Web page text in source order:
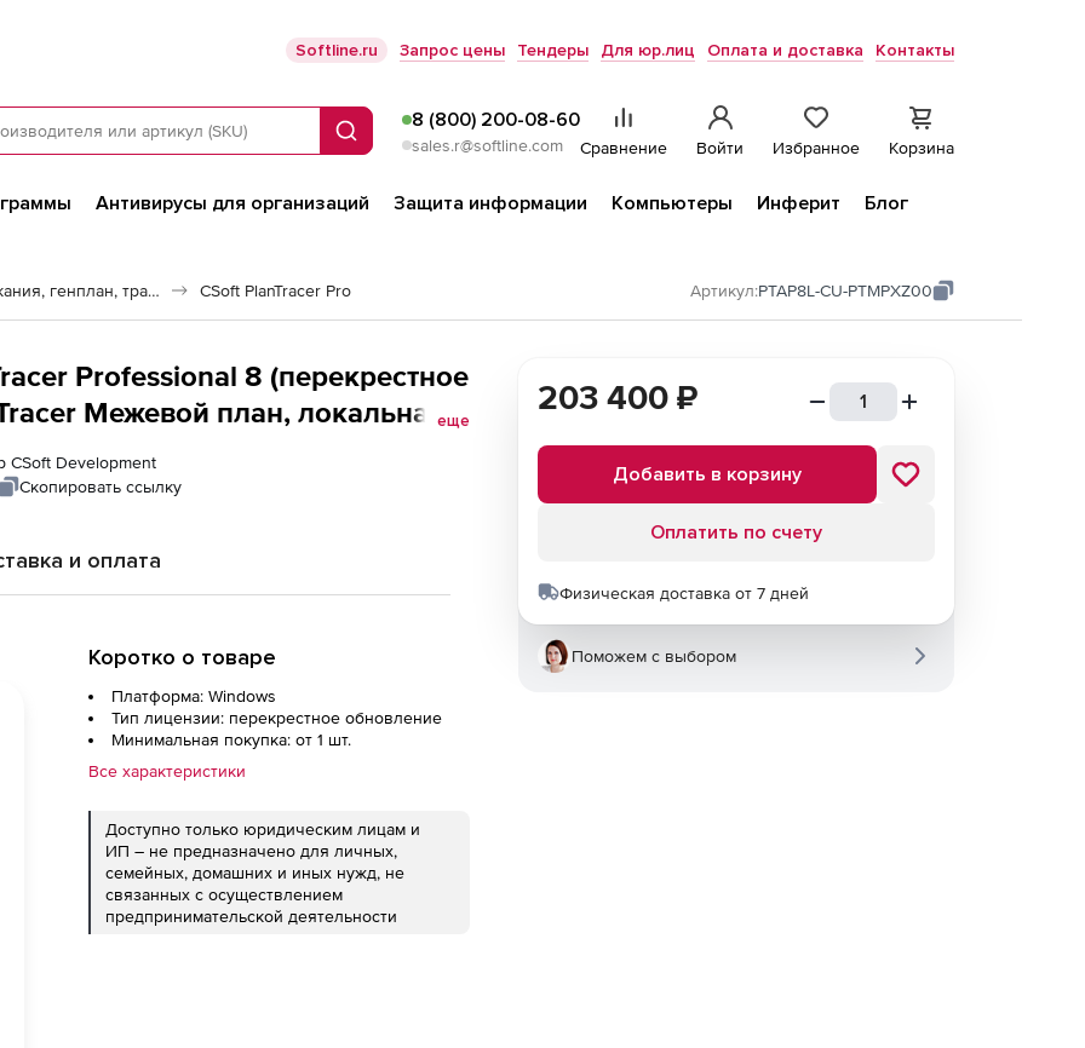
Softline.ru Запрос цены Тендеры Для юр.лиц Оплата и доставка Контакты
Поиск
8 (800) 200-08-60
sales.r@softline.com Сравнение Войти Избранное Корзина
Антивирусы для организаций Защита информации Компьютеры Инферит
Блог
Инфраструктура: изыскания, генплан, транспорт CSoft PlanTracer Pro Артикул:PTAP8L-CU-PTMPXZ00
Professional 8 (перекрестное
Межевой план, локальнаяеще
CSoft Development
Скопировать ссылку
и оплата
Коротко о товаре
Платформа: Windows
Тип лицензии: перекрестное обновление
Минимальная покупка: от 1 шт.
Все характеристики
Доступно только юридическим лицам и
ИП – не предназначено для личных,
семейных, домашних и иных нужд, не
связанных с осуществлением
предпринимательской деятельности
203 400 ₽
Добавить в корзину
Оплатить по счету
Физическая доставка от 7 дней
Поможем с выбором